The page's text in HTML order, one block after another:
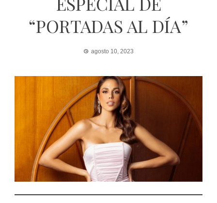
“PORTADAS AL DÍA”
agosto 10, 2023